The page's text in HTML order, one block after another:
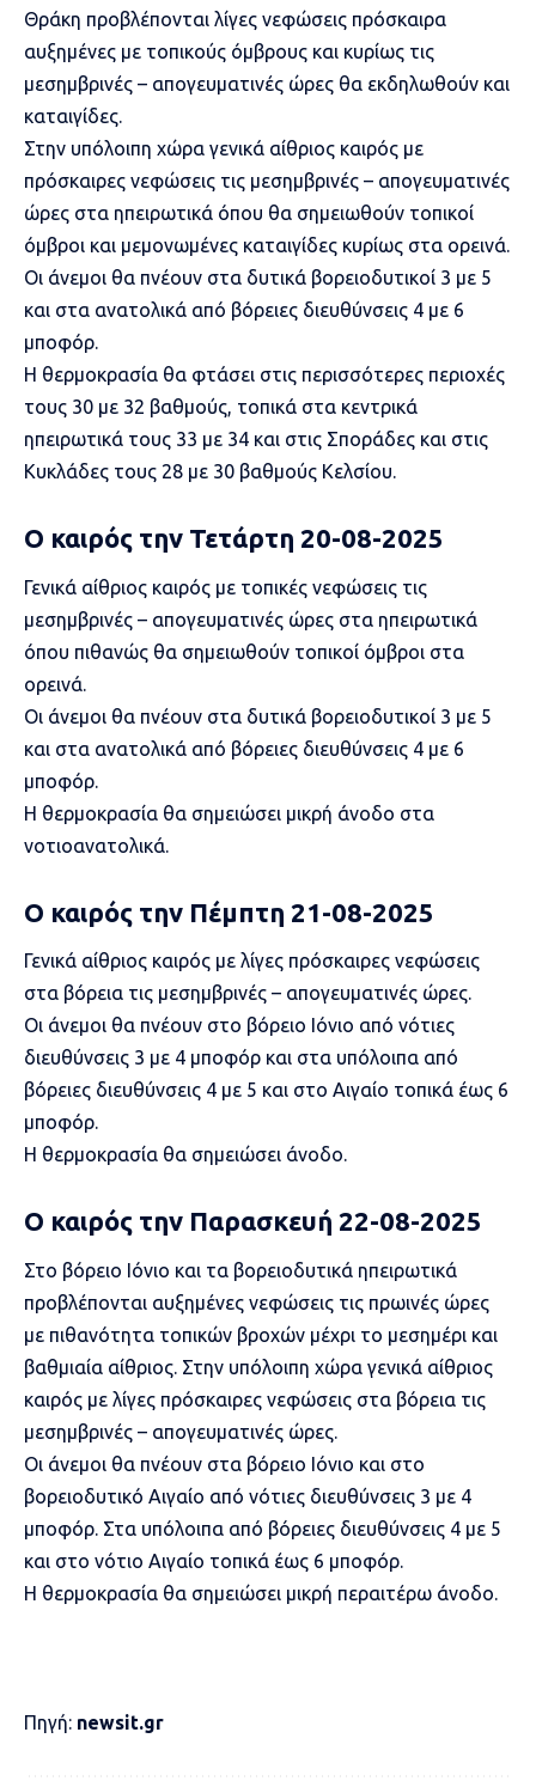
Θράκη προβλέπονται λίγες νεφώσεις πρόσκαιρα
αυξημένες με τοπικούς όμβρους και κυρίως τις
μεσημβρινές – απογευματινές ώρες θα εκδηλωθούν και
καταιγίδες.
Στην υπόλοιπη χώρα γενικά αίθριος καιρός με
πρόσκαιρες νεφώσεις τις μεσημβρινές – απογευματινές
ώρες στα ηπειρωτικά όπου θα σημειωθούν τοπικοί
όμβροι και μεμονωμένες καταιγίδες κυρίως στα ορεινά.
Οι άνεμοι θα πνέουν στα δυτικά βορειοδυτικοί 3 με 5
και στα ανατολικά από βόρειες διευθύνσεις 4 με 6
μποφόρ.
Η θερμοκρασία θα φτάσει στις περισσότερες περιοχές
τους 30 με 32 βαθμούς, τοπικά στα κεντρικά
ηπειρωτικά τους 33 με 34 και στις Σποράδες και στις
Κυκλάδες τους 28 με 30 βαθμούς Κελσίου.
Ο καιρός την Τετάρτη 20-08-2025
Γενικά αίθριος καιρός με τοπικές νεφώσεις τις
μεσημβρινές – απογευματινές ώρες στα ηπειρωτικά
όπου πιθανώς θα σημειωθούν τοπικοί όμβροι στα
ορεινά.
Οι άνεμοι θα πνέουν στα δυτικά βορειοδυτικοί 3 με 5
και στα ανατολικά από βόρειες διευθύνσεις 4 με 6
μποφόρ.
Η θερμοκρασία θα σημειώσει μικρή άνοδο στα
νοτιοανατολικά.
Ο καιρός την Πέμπτη 21-08-2025
Γενικά αίθριος καιρός με λίγες πρόσκαιρες νεφώσεις
στα βόρεια τις μεσημβρινές – απογευματινές ώρες.
Οι άνεμοι θα πνέουν στο βόρειο Ιόνιο από νότιες
διευθύνσεις 3 με 4 μποφόρ και στα υπόλοιπα από
βόρειες διευθύνσεις 4 με 5 και στο Αιγαίο τοπικά έως 6
μποφόρ.
Η θερμοκρασία θα σημειώσει άνοδο.
Ο καιρός την Παρασκευή 22-08-2025
Στο βόρειο Ιόνιο και τα βορειοδυτικά ηπειρωτικά
προβλέπονται αυξημένες νεφώσεις τις πρωινές ώρες
με πιθανότητα τοπικών βροχών μέχρι το μεσημέρι και
βαθμιαία αίθριος. Στην υπόλοιπη χώρα γενικά αίθριος
καιρός με λίγες πρόσκαιρες νεφώσεις στα βόρεια τις
μεσημβρινές – απογευματινές ώρες.
Οι άνεμοι θα πνέουν στα βόρειο Ιόνιο και στο
βορειοδυτικό Αιγαίο από νότιες διευθύνσεις 3 με 4
μποφόρ. Στα υπόλοιπα από βόρειες διευθύνσεις 4 με 5
και στο νότιο Αιγαίο τοπικά έως 6 μποφόρ.
Η θερμοκρασία θα σημειώσει μικρή περαιτέρω άνοδο.
Πηγή: newsit.gr